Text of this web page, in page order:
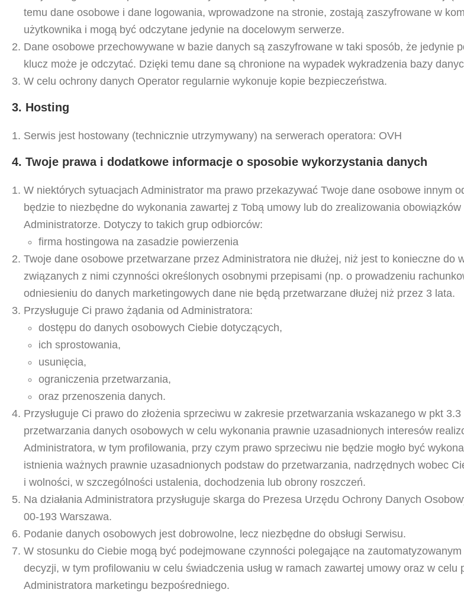
temu dane osobowe i dane logowania, wprowadzone na stronie, zostają zaszyfrowane w
użytkownika i mogą być odczytane jedynie na docelowym serwerze.
Dane osobowe przechowywane w bazie danych są zaszyfrowane w taki sposób, że jedynie
klucz może je odczytać. Dzięki temu dane są chronione na wypadek wykradzenia bazy
W celu ochrony danych Operator regularnie wykonuje kopie bezpieczeństwa.
3. Hosting
Serwis jest hostowany (technicznie utrzymywany) na serwerach operatora: OVH
4. Twoje prawa i dodatkowe informacje o sposobie wykorzystania danych
W niektórych sytuacjach Administrator ma prawo przekazywać Twoje dane osobowe innym
będzie to niezbędne do wykonania zawartej z Tobą umowy lub do zrealizowania
Administratorze. Dotyczy to takich grup odbiorców:
firma hostingowa na zasadzie powierzenia
Twoje dane osobowe przetwarzane przez Administratora nie dłużej, niż jest to konieczne do
związanych z nimi czynności określonych osobnymi przepisami (np. o prowadzeniu
odniesieniu do danych marketingowych dane nie będą przetwarzane dłużej niż przez 3 lata.
Przysługuje Ci prawo żądania od Administratora:
dostępu do danych osobowych Ciebie dotyczących,
ich sprostowania,
usunięcia,
ograniczenia przetwarzania,
oraz przenoszenia danych.
Przysługuje Ci prawo do złożenia sprzeciwu w zakresie przetwarzania wskazanego w pkt
przetwarzania danych osobowych w celu wykonania prawnie uzasadnionych interesów
Administratora, w tym profilowania, przy czym prawo sprzeciwu nie będzie mogło być
istnienia ważnych prawnie uzasadnionych podstaw do przetwarzania, nadrzędnych wobec
i wolności, w szczególności ustalenia, dochodzenia lub obrony roszczeń.
Na działania Administratora przysługuje skarga do Prezesa Urzędu Ochrony Danych
00-193 Warszawa.
Podanie danych osobowych jest dobrowolne, lecz niezbędne do obsługi Serwisu.
W stosunku do Ciebie mogą być podejmowane czynności polegające na
decyzji, w tym profilowaniu w celu świadczenia usług w ramach zawartej umowy oraz w celu
Administratora marketingu bezpośredniego.